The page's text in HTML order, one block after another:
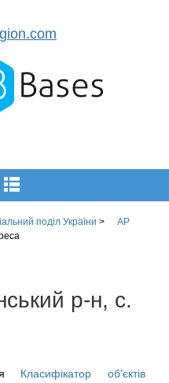
поділ України >
АР
р-н, с.
Класифікатор об'єктів